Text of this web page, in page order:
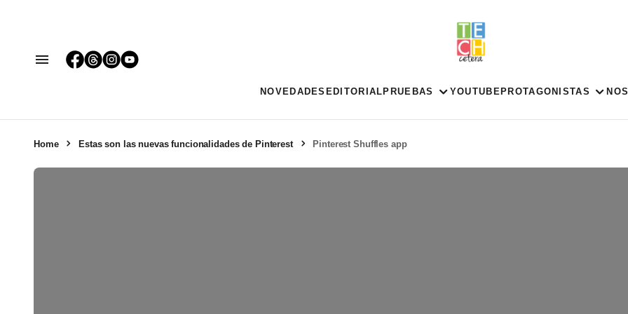
NOVEDADES EDITORIAL PRUEBAS YOUTUBE PROTAGONISTAS
Home Estas son las nuevas funcionalidades de Pinterest Pinterest Shuffles app